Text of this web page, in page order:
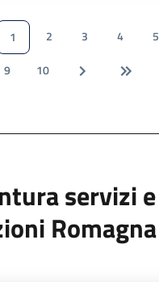
1 2 3 4 5
9 10
servizi e
Romagna